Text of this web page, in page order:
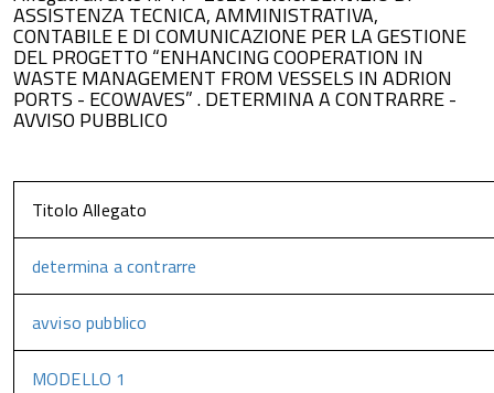
ASSISTENZA TECNICA, AMMINISTRATIVA,
CONTABILE E DI COMUNICAZIONE PER LA GESTIONE
DEL PROGETTO “ENHANCING COOPERATION IN
WASTE MANAGEMENT FROM VESSELS IN ADRION
PORTS - ECOWAVES” . DETERMINA A CONTRARRE -
AVVISO PUBBLICO
Titolo Allegato
determina a contrarre
avviso pubblico
MODELLO 1